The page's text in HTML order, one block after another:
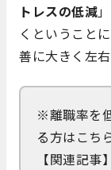
トレスの低減
くということ
善に大きく左
※離職率を
る方はこち
【関連記事】